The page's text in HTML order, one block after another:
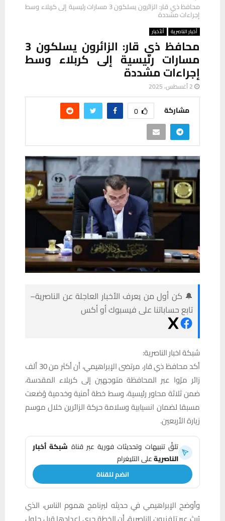
محافظ ذي قار: الزائرون يسلكون 3 مسارات رئيسية إلى كربلاء وسط
إجراءات مشددة
أخبار الناصرية ألأخبار
محافظ ذي قار: الزائرون يسلكون 3
مسارات رئيسية إلى كربلاء وسط
إجراءات مشددة
2 أغسطس، 2025
مشاركة 0
🔔 كن أول من يعرف الأخبار العاجلة عن الناصرية–
تابع حساباتنا على فيسبوك أو أكس
شبكة اخبار الناصرية:
أكد محافظ ذي قار، مرتضى الإبراهيمي، أن أكثر من 30 ألف
زائر مرّوا عبر المحافظة متوجهين إلى كربلاء المقدسة،
ضمن ثلاثة محاور رئيسية، وسط خطة أمنية وخدمية وُضعت
مسبقا لضمان انسيابية وسلامة حركة الزائرين خلال موسم
زيارة الأربعين.
تلقَّ تنبيهات وتحديثات فورية عبر قناة شبكة أخبار
الناصريةعلى التليغرام
انضم للقناة
وأوضح الإبراهيمي في حديثه لبرنامج هموم الناس، الذي